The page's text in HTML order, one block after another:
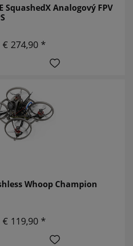
SquashedX Analogový FPV
€ 274,90 *
Whoop Champion
€ 119,90 *